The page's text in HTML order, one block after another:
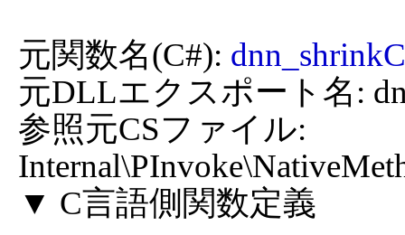
元関数名(C#):
元DLLエクスポート名:
参照元CSファイル: